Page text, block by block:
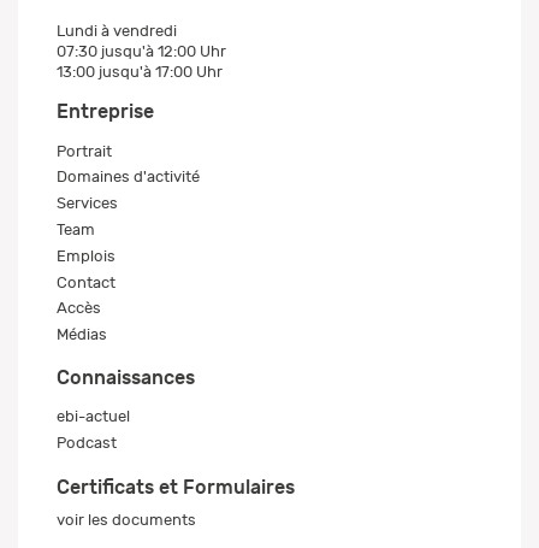
Lundi à vendredi
07:30 jusqu'à 12:00 Uhr
13:00 jusqu'à 17:00 Uhr
Entreprise
Portrait
Domaines d'activité
Services
Team
Emplois
Contact
Accès
Médias
Connaissances
ebi-actuel
Podcast
Certificats et Formulaires
voir les documents